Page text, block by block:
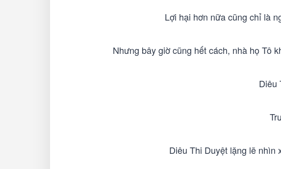
Lợi hại hơn nữa cũng chỉ là
Nhưng bây giờ cũng hết cách, nhà họ Tô
Diêu
Diêu Thi Duyệt lặng lẽ nhìn